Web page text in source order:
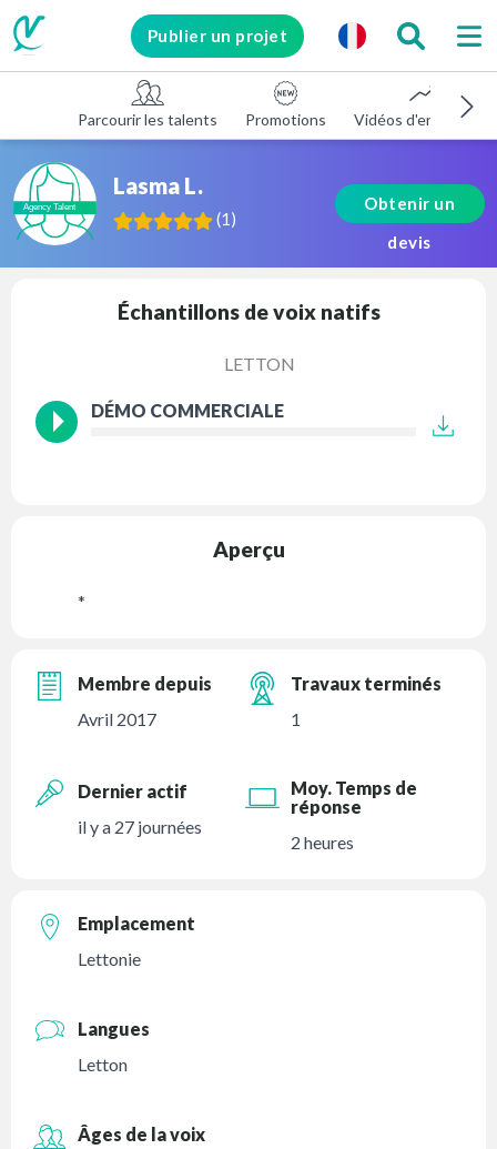
Publier un projet
Parcourir les talents Promotions Vidéos d'entreprise
Lasma L.
(1 )
Obtenir un
devis
Échantillons de voix natifs
LETTON
DÉMO COMMERCIALE
Aperçu
*
Membre depuis
Avril 2017
Travaux terminés
1
Dernier actif
il y a 27 journées
Moy. Temps de
réponse
2 heures
Emplacement
Lettonie
Langues
Letton
Âges de la voix